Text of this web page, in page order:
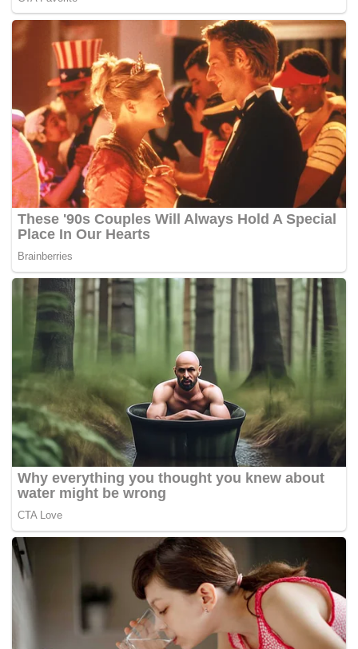
“Ia dilakukan melalui penganugerahan Tokoh Maulidur
Rasul kepada insan yang banyak berbakti kepada
masyarakat merentasi agama dan bangsa,” katanya
dalam Perutusan Khas sempena sambutan Maulidul Rasul
peringkat kebangsaan 2021 pagi tadi.
Tambah beliau, ia secara langsung menyumbang ke arah
melahirkan generasi Malaysia yang memiliki semangat
perpaduan dan kebersamaan serta saling hormat
menghormati selari dengan konsep Keluarga Malaysia.
Baca:Arak Cap Timah Provokatif Terhadap
Islam – Yadim
Malah, katanya, Rasulullah ialah model dalam
mengangkat ukhuwah insaniah atau persaudaraan
kemanusiaan.
Baginda berusaha menghapuskan apa jua bentuk
diskriminasi atas nama agama, bangsa, warna kulit
mahupun keturunan.
Islam juga, katanya, merupakan agama yang terbangun di
atas prinsip memuliakan manusia atau takrim al-insan.
“Ia juga selari dengan Perlembagaan Persekutuan
antaranya Perkara 12 yang memberikan hak asasi
untuk semua warganegara mendapat pendidikan tanpa
sebarang diskriminasi sama ada atas alasan agama,
ras, keturunan atau tempat lahir,”kata perdana menteri
lagi. – Astro AWANI
TWITTER MYNEWSHUB